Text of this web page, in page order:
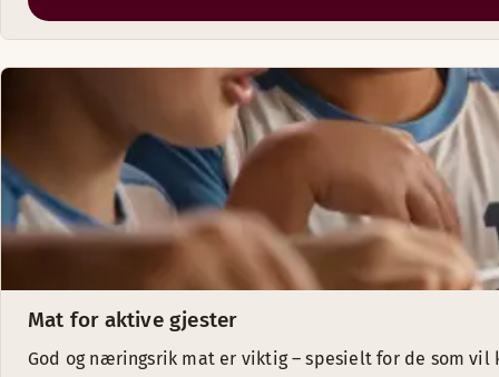
Mat for aktive gjester
God og næringsrik mat er viktig – spesielt for de som vil